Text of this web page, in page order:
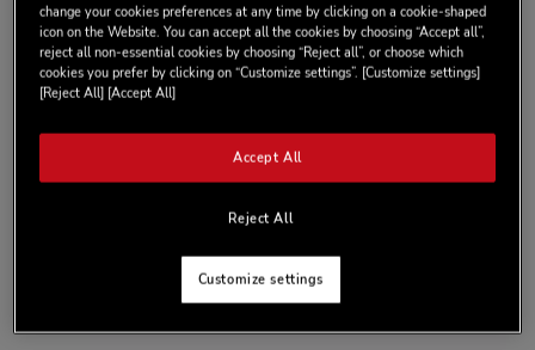
change your cookies preferences at any time by clicking on a cookie-shaped
icon on the Website. You can accept all the cookies by choosing “Accept all”,
reject all non-essential cookies by choosing “Reject all”, or choose which
cookies you prefer by clicking on “Customize settings”. [Customize settings]
[Reject All] [Accept All]
Reject All
Accept All
Customize settings